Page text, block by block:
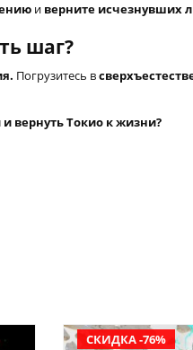
и верните исчезнувших
шаг?
Погрузитесь в
вернуть Токио к жизни?
СКИДКА -76%